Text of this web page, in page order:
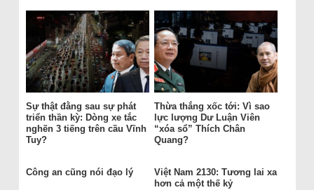
Sự thật đằng sau sự phát
triển thần kỳ: Dòng xe tắc
nghẽn 3 tiếng trên cầu Vĩnh
Tuy?
Thừa thắng xốc tới: Vì sao
lực lượng Dư Luận Viên
“xóa sổ” Thích Chân
Quang?
Công an cũng nói đạo lý
Việt Nam 2130: Tương lai xa
hơn cả một thế kỷ